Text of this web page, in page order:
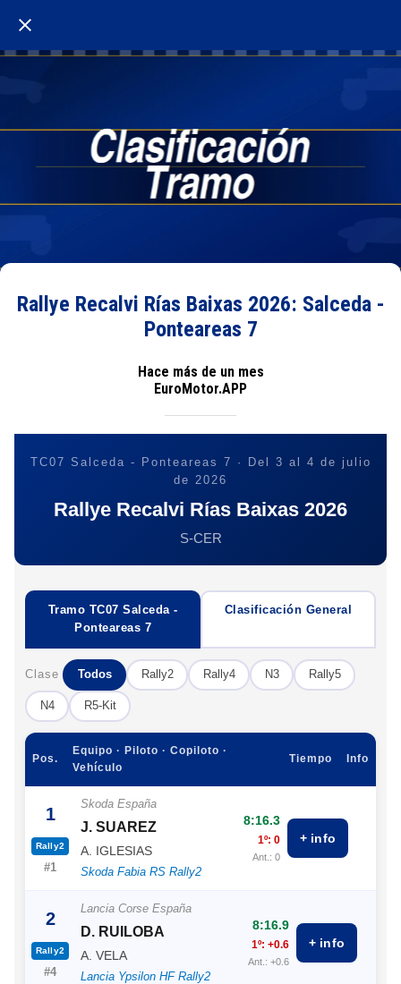
Rallye Recalvi Rías Baixas 2026: Salceda -
Ponteareas 7
Hace más de un mes
EuroMotor.APP
TC07 Salceda - Ponteareas 7 · Del 3 al 4 de julio
de 2026
Rallye Recalvi Rías Baixas 2026
S-CER
Tramo TC07 Salceda -
Ponteareas 7
Clasificación General
Clase Todos Rally2 Rally4 N3 Rally5
N4 R5-Kit
Pos.
Equipo · Piloto · Copiloto ·
Vehículo
Tiempo Info
1
Rally2
#1
Skoda España
J. SUAREZ
A. IGLESIAS
Skoda Fabia RS Rally2
8:16.3
1º: 0
Ant.: 0
+ info
2
Rally2
#4
Lancia Corse España
D. RUILOBA
A. VELA
Lancia Ypsilon HF Rally2
8:16.9
1º: +0.6
Ant.: +0.6
+ info